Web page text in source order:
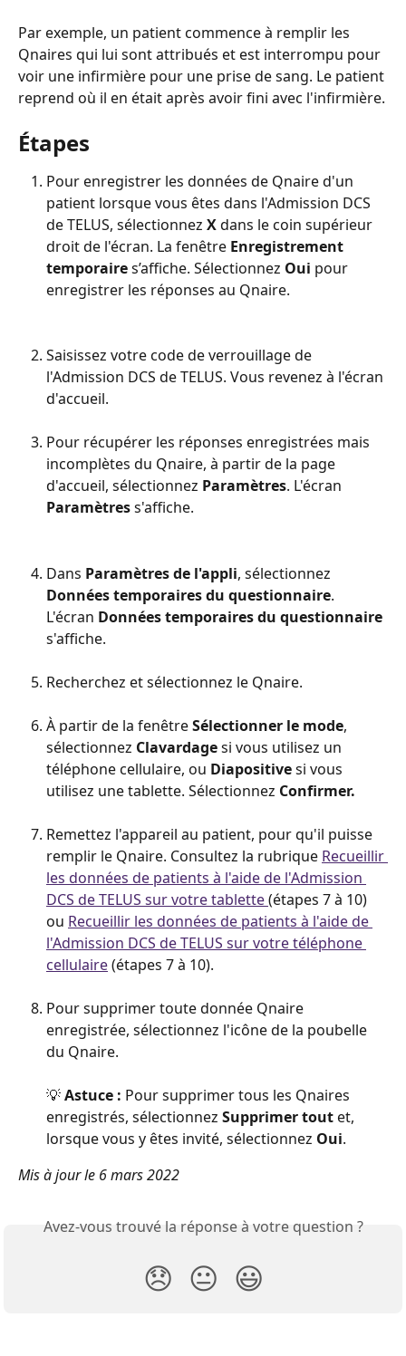
Par exemple, un patient commence à remplir les
Qnaires qui lui sont attribués et est interrompu pour
voir une infirmière pour une prise de sang. Le patient
reprend où il en était après avoir fini avec l'infirmière.
Étapes
Pour enregistrer les données de Qnaire d'un
patient lorsque vous êtes dans l'Admission DCS
de TELUS, sélectionnez X dans le coin supérieur
droit de l'écran. La fenêtre Enregistrement
temporaire s’affiche. Sélectionnez Oui pour
enregistrer les réponses au Qnaire.
Saisissez votre code de verrouillage de
l'Admission DCS de TELUS. Vous revenez à l'écran
d'accueil.
Pour récupérer les réponses enregistrées mais
incomplètes du Qnaire, à partir de la page
d'accueil, sélectionnez Paramètres. L'écran
Paramètres s'affiche.
Dans Paramètres de l'appli, sélectionnez
Données temporaires du questionnaire.
L'écran Données temporaires du questionnaire
s'affiche.
Recherchez et sélectionnez le Qnaire.
À partir de la fenêtre Sélectionner le mode,
sélectionnez Clavardage si vous utilisez un
téléphone cellulaire, ou Diapositive si vous
utilisez une tablette. Sélectionnez Confirmer.
Remettez l'appareil au patient, pour qu'il puisse
remplir le Qnaire. Consultez la rubrique Recueillir
les données de patients à l'aide de l'Admission
DCS de TELUS sur votre tablette (étapes 7 à 10)
ou Recueillir les données de patients à l'aide de
l'Admission DCS de TELUS sur votre téléphone
cellulaire (étapes 7 à 10).
Pour supprimer toute donnée Qnaire
enregistrée, sélectionnez l'icône de la poubelle
du Qnaire.
💡 Astuce : Pour supprimer tous les Qnaires
enregistrés, sélectionnez Supprimer tout et,
lorsque vous y êtes invité, sélectionnez Oui.
Mis à jour le 6 mars 2022
Avez-vous trouvé la réponse à votre question ?
😞 😐 😃